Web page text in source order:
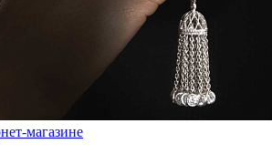
магазине